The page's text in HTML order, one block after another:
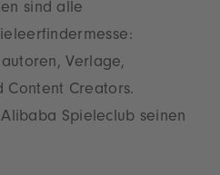
sind alle
Verlage,
Content Creators.
Spieleclub seinen